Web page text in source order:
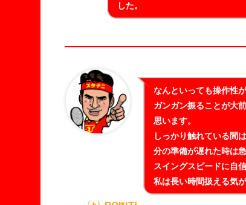
した。
なんといっても操作性
ガンガン振ることが大
思います。
しっかり触れている間
分の準備が遅れた時は
スイングスピードに自
私は長い時間扱える気